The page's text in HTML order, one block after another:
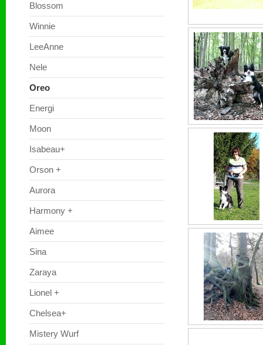
Blossom
Winnie
LeeAnne
Nele
Oreo
Energi
Moon
Isabeau+
Orson +
Aurora
Harmony +
Aimee
Sina
Zaraya
Lionel +
Chelsea+
Mistery Wurf